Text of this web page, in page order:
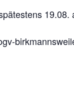
19.08.